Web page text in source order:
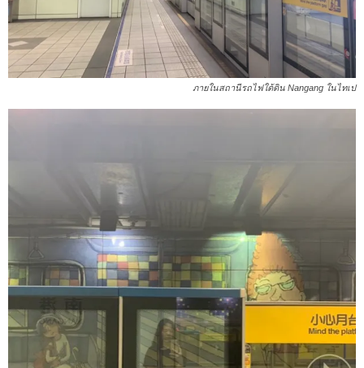
ภายในสถานีรถไฟใต้ดิน Nangang ในไทเป